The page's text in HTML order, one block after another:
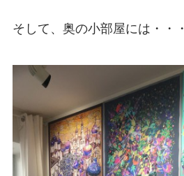
そして、奥の小部屋には・・・